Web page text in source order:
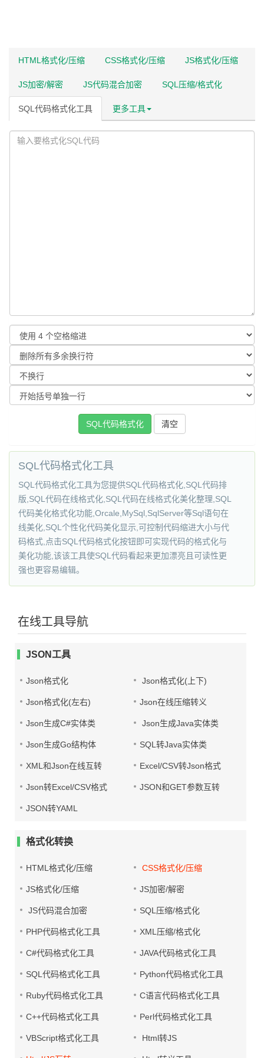
HTML格式化/压缩 CSS格式化/压缩 JS格式化/压缩
JS加密/解密 JS代码混合加密 SQL压缩/格式化
SQL代码格式化工具 更多工具
SQL代码格式化工具
SQL代码格式化工具为您提供SQL代码格式化,SQL代码排
版,SQL代码在线格式化,SQL代码在线格式化美化整理,SQL
代码美化格式化功能,Orcale,MySql,SqlServer等Sql语句在
线美化,SQL个性化代码美化显示,可控制代码缩进大小与代
码格式,点击SQL代码格式化按钮即可实现代码的格式化与
美化功能,该该工具使SQL代码看起来更加漂亮且可读性更
强也更容易编辑。
在线工具导航
JSON工具
Json格式化 Json格式化(上下)
Json格式化(左右) Json在线压缩转义
Json生成C#实体类 Json生成Java实体类
Json生成Go结构体 SQL转Java实体类
XML和Json在线互转 Excel/CSV转Json格式
Json转Excel/CSV格式 JSON和GET参数互转
JSON转YAML
格式化转换
HTML格式化/压缩 CSS格式化/压缩
JS格式化/压缩 JS加密/解密
JS代码混合加密 SQL压缩/格式化
PHP代码格式化工具 XML压缩/格式化
C#代码格式化工具 JAVA代码格式化工具
SQL代码格式化工具 Python代码格式化工具
Ruby代码格式化工具 C语言代码格式化工具
C++代码格式化工具 Perl代码格式化工具
VBScript格式化工具 Html转JS